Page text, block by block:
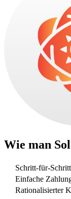
Wie man
Schritt-für-
Einfache
Rationalisierter